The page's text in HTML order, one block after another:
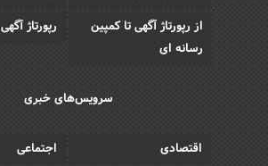
از رپورتاژ آگهی تا کمپین
رسانه ای
رپورتاژ آگهی
سرویس‌های خبری
اقتصادی
اجتماعی